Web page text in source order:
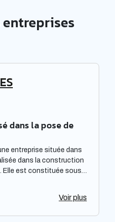
entreprises
dans la pose de
entreprise située dans
dans la construction
Elle est constituée sous
de qualité pour répondre
Voir plus